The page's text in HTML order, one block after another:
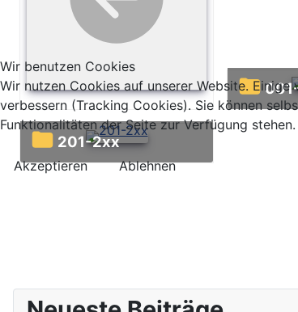
201-2xx
Wir benutzen Cookies
Wir nutzen Cookies auf unserer Website.
verbessern (Tracking Cookies). Sie können
Funktionalitäten der Seite zur Verfügung stehen.
Akzeptieren Ablehnen